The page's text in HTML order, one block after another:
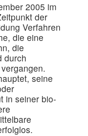
2005 im
der
Verfahren
die eine
die
durch
seine
in seiner bio-